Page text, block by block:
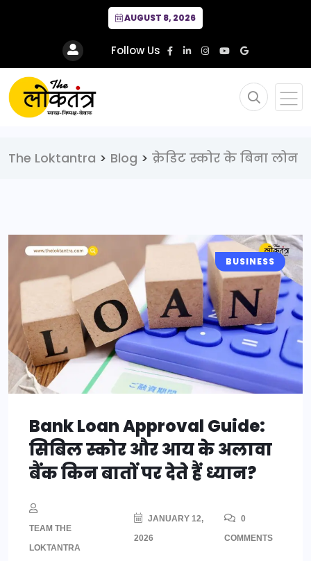
AUGUST 8, 2026
Follow Us
The Loktantra > Blog > क्रेडिट स्कोर के बिना लोन
BUSINESS
Bank Loan Approval Guide:
सिबिल स्कोर और आय के अलावा
बैंक किन बातों पर देते हैं ध्यान?
TEAM THE
LOKTANTRA
JANUARY 12,
2026
0
COMMENTS